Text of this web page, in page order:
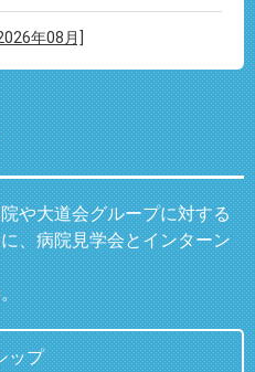
年08月]
や大道会グループに対する
、病院見学会とインターン
ップ